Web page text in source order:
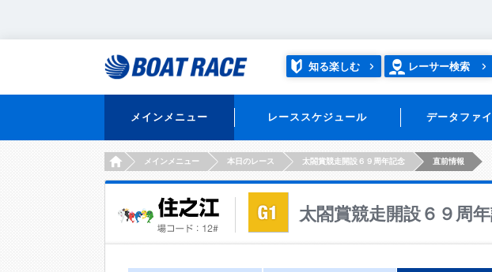
知る楽しむ レーサー検索
メインメニュー レーススケジュール データファ
HOMEメインメニュー 本日のレース 太閤賞競走開設６９周年記念 直前情報
太閤賞競走開設６９周